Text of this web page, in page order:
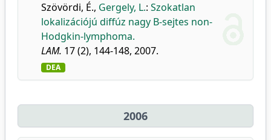
Szövördi, É., Gergely, L.: Szokatlan
lokalizációjú diffúz nagy B-sejtes non-
Hodgkin-lymphoma.
LAM. 17 (2), 144-148, 2007.
DEA
2006